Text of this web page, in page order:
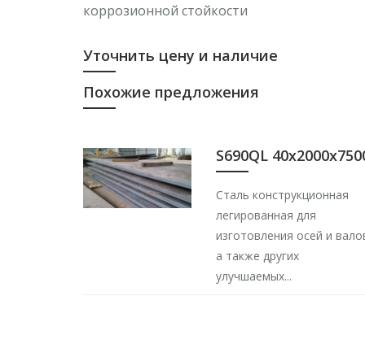
коррозионной стойкости
Уточнить цену и наличие
Похожие предложения
S690QL
Сталь конструкционная
легированная для
изготовления осей и
а также других
улучшаемых...